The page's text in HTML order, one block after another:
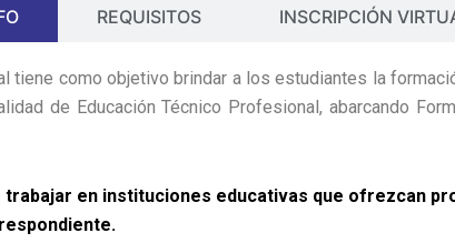
REQUISITOS INSCRIPCIÓN
tiene como objetivo brindar a los estudiantes la
de Educación Técnico Profesional, abarcando
en instituciones educativas que ofrezcan